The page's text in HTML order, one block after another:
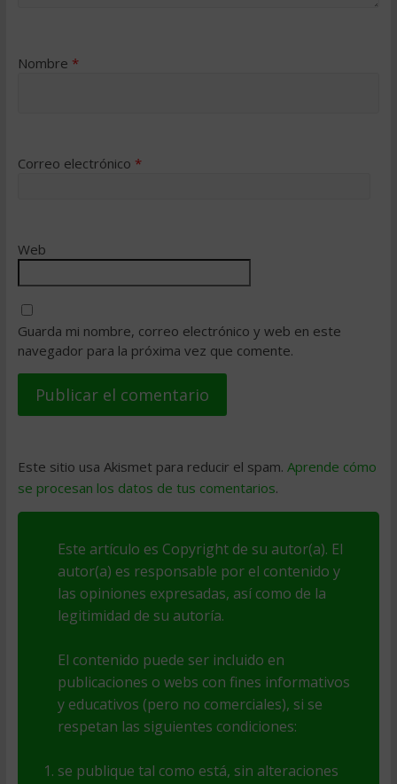
Nombre *
Correo electrónico *
Web
Guarda mi nombre, correo electrónico y web en este
navegador para la próxima vez que comente.
Este sitio usa Akismet para reducir el spam. Aprende cómo
se procesan los datos de tus comentarios.
Este artículo es Copyright de su autor(a). El
autor(a) es responsable por el contenido y
las opiniones expresadas, así como de la
legitimidad de su autoría.
El contenido puede ser incluido en
publicaciones o webs con fines informativos
y educativos (pero no comerciales), si se
respetan las siguientes condiciones:
se publique tal como está, sin alteraciones